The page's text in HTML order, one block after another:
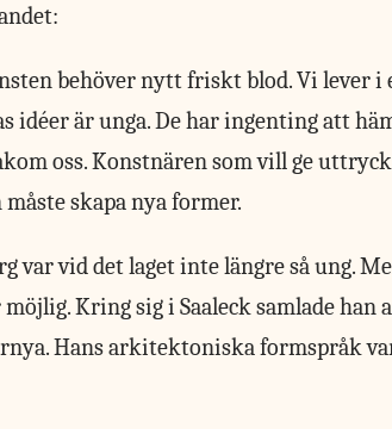
behöver nytt friskt blod. Vi lever i
idéer är unga. De har ingenting att
oss. Konstnären som vill ge
måste skapa nya former.
var vid det laget inte längre så ung.
Kring sig i Saaleck samlade
Hans arkitektoniska formspråk